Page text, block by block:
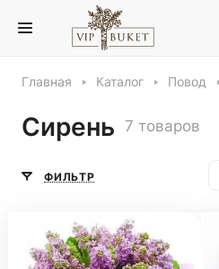
Главная Каталог Повод
Сирень 7 товаров
ФИЛЬТР